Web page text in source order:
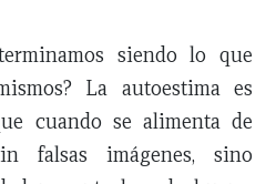
siendo lo que
La autoestima es
cuando se alimenta de
falsas imágenes, sino